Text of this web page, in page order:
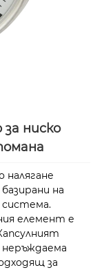
ниско
налягане
на
система.
елемент е
за